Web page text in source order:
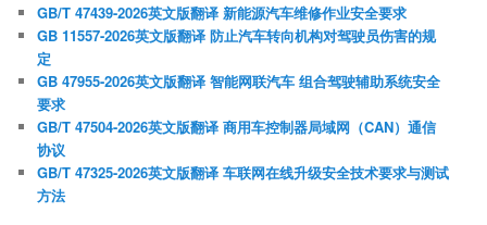
GB/T 47439-2026英文版翻译 新能源汽车维修作业安全要求
GB 11557-2026英文版翻译 防止汽车转向机构对驾驶员伤害的规
定
GB 47955-2026英文版翻译 智能网联汽车 组合驾驶辅助系统安全
要求
GB/T 47504-2026英文版翻译 商用车控制器局域网（CAN）通信
协议
GB/T 47325-2026英文版翻译 车联网在线升级安全技术要求与测试
方法